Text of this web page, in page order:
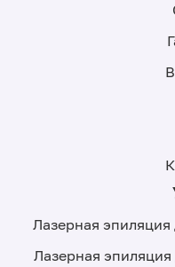
Лазерная
Лазерная